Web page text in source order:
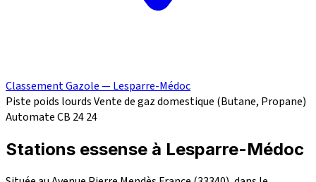
Classement Gazole — Lesparre-Médoc
Piste poids lourdsVente de gaz domestique (Butane, Propane)
Automate CB 2424
Stations essense à Lesparre-Médoc